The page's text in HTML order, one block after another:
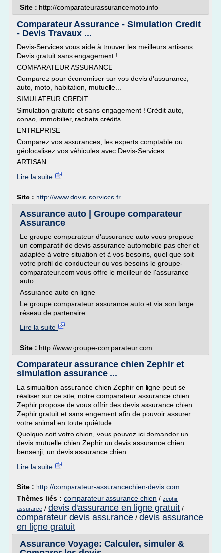
Site : http://comparateurassurancemoto.info
Comparateur Assurance - Simulation Credit
- Devis Travaux ...
Devis-Services vous aide à trouver les meilleurs artisans.
Devis gratuit sans engagement !
COMPARATEUR ASSURANCE
Comparez pour économiser sur vos devis d'assurance,
auto, moto, habitation, mutuelle...
SIMULATEUR CREDIT
Simulation gratuite et sans engagement ! Crédit auto,
conso, immobilier, rachats crédits...
ENTREPRISE
Comparez vos assurances, les experts comptable ou
géolocalisez vos véhicules avec Devis-Services.
ARTISAN ...
Lire la suite
Site : http://www.devis-services.fr
Assurance auto | Groupe comparateur
Assurance
Le groupe comparateur d'assurance auto vous propose
un comparatif de devis assurance automobile pas cher et
adaptée à votre situation et à vos besoins, quel que soit
votre profil de conducteur ou vos besoins le groupe-
comparateur.com vous offre le meilleur de l'assurance
auto.
Assurance auto en ligne
Le groupe comparateur assurance auto et via son large
réseau de partenaire...
Lire la suite
Site : http://www.groupe-comparateur.com
Comparateur assurance chien Zephir et
simulation assurance ...
La simualtion assurance chien Zephir en ligne peut se
réaliser sur ce site, notre comparateur assurance chien
Zephir propose de vous offrir des devis assurance chien
Zephir gratuit et sans engement afin de pouvoir assurer
votre animal en toute quiétude.
Quelque soit votre chien, vous pouvez ici demander un
devis mutuelle chien Zephir un devis assurance chien
bensenji, un devis assurance chien...
Lire la suite
Site : http://comparateur-assurancechien-devis.com
Thèmes liés : comparateur assurance chien / zephir
assurance / devis d'assurance en ligne gratuit /
comparateur devis assurance / devis assurance
en ligne gratuit
Assurance Voyage: Calculer, simuler &